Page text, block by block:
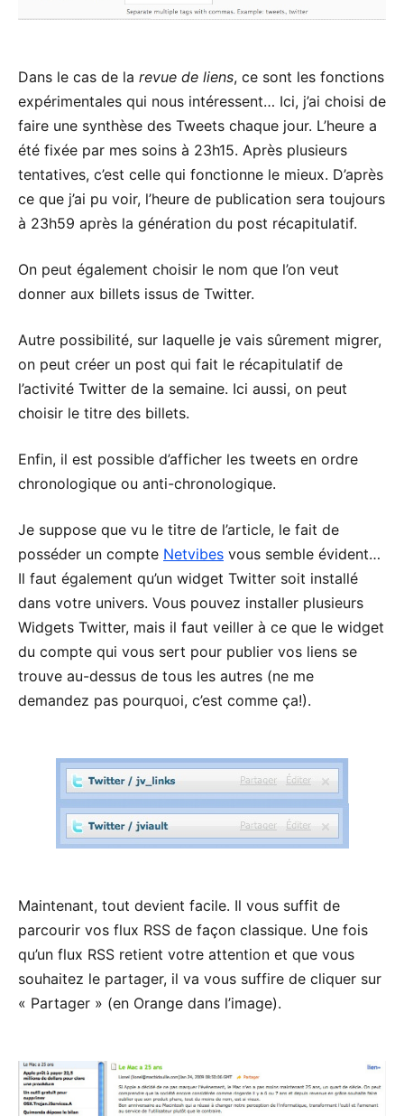
Dans le cas de la revue de liens, ce sont les fonctions
expérimentales qui nous intéressent… Ici, j’ai choisi de
faire une synthèse des Tweets chaque jour. L’heure a
été fixée par mes soins à 23h15. Après plusieurs
tentatives, c’est celle qui fonctionne le mieux. D’après
ce que j’ai pu voir, l’heure de publication sera toujours
à 23h59 après la génération du post récapitulatif.
On peut également choisir le nom que l’on veut
donner aux billets issus de Twitter.
Autre possibilité, sur laquelle je vais sûrement migrer,
on peut créer un post qui fait le récapitulatif de
l’activité Twitter de la semaine. Ici aussi, on peut
choisir le titre des billets.
Enfin, il est possible d’afficher les tweets en ordre
chronologique ou anti-chronologique.
Je suppose que vu le titre de l’article, le fait de
posséder un compte Netvibes vous semble évident…
Il faut également qu’un widget Twitter soit installé
dans votre univers. Vous pouvez installer plusieurs
Widgets Twitter, mais il faut veiller à ce que le widget
du compte qui vous sert pour publier vos liens se
trouve au-dessus de tous les autres (ne me
demandez pas pourquoi, c’est comme ça!).
Maintenant, tout devient facile. Il vous suffit de
parcourir vos flux RSS de façon classique. Une fois
qu’un flux RSS retient votre attention et que vous
souhaitez le partager, il va vous suffire de cliquer sur
« Partager » (en Orange dans l’image).